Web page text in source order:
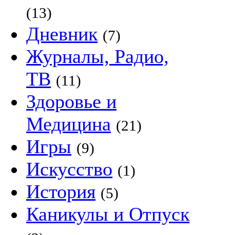
(13)
Дневник (7)
Журналы, Радио,
ТВ (11)
Здоровье и
Медицина (21)
Игры (9)
Искусство (1)
История (5)
Каникулы и Отпуск